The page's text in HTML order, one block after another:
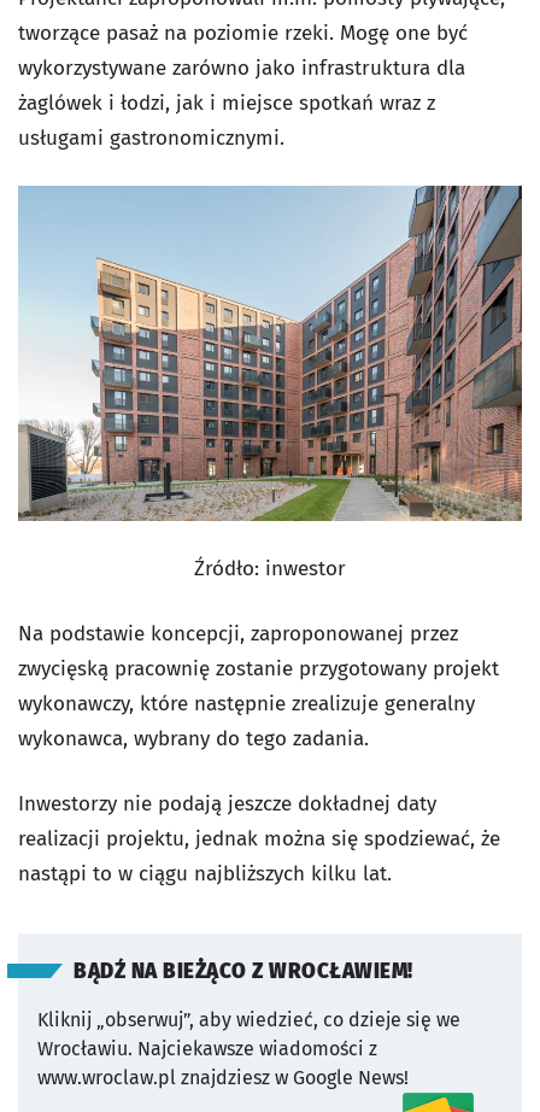
tworzące pasaż na poziomie rzeki. Mogę one być
wykorzystywane zarówno jako infrastruktura dla
żaglówek i łodzi, jak i miejsce spotkań wraz z
usługami gastronomicznymi.
Źródło: inwestor
Na podstawie koncepcji, zaproponowanej przez
zwycięską pracownię zostanie przygotowany projekt
wykonawczy, które następnie zrealizuje generalny
wykonawca, wybrany do tego zadania.
Inwestorzy nie podają jeszcze dokładnej daty
realizacji projektu, jednak można się spodziewać, że
nastąpi to w ciągu najbliższych kilku lat.
BĄDŹ NA BIEŻĄCO Z WROCŁAWIEM!
Kliknij „obserwuj”, aby wiedzieć, co dzieje się we
Wrocławiu. Najciekawsze wiadomości z
www.wroclaw.pl znajdziesz w Google News!